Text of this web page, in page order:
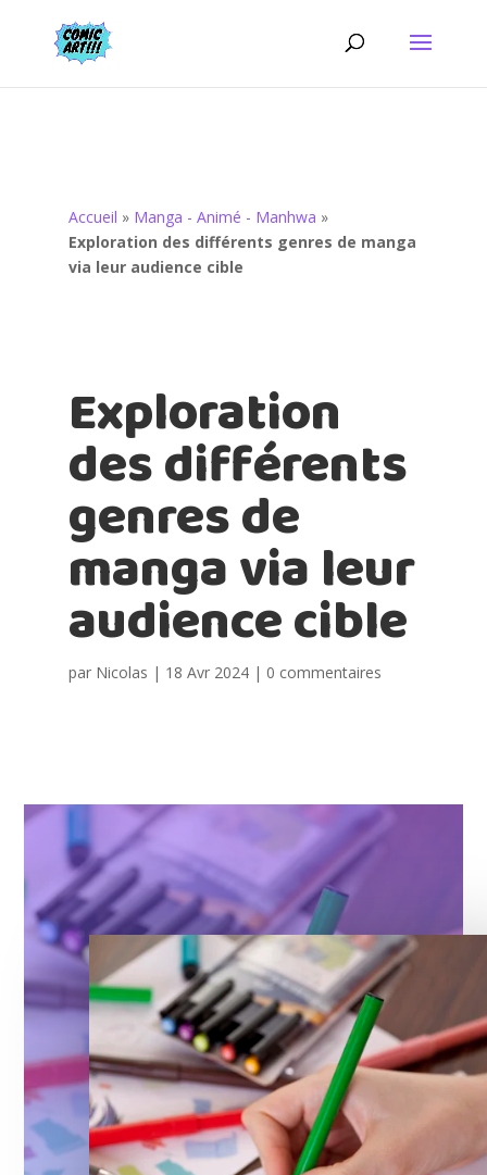
Accueil » Manga - Animé - Manhwa »
Exploration des différents genres de manga
via leur audience cible
Exploration
des différents
genres de
manga via leur
audience cible
par Nicolas | 18 Avr 2024| 0 commentaires